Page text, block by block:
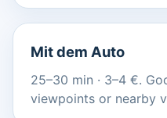
Mit dem Auto
25–30 min · 3–4 €.
viewpoints or nearby